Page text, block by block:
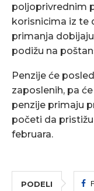
poljoprivrednim
korisnicima iz te
primanja
podižu na
Penzije će
zaposlenih, pa
penzije primaju
početi da pristižu
februara.
PODELI